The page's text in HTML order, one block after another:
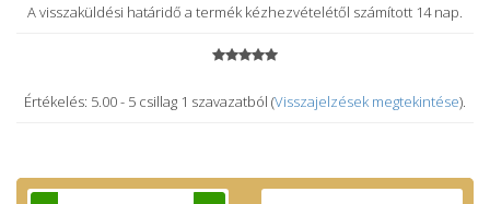
A visszaküldési határidő a termék kézhezvételétől számított 14 nap.
Értékelés: 5.00- 5 csillag 1 szavazatból (Visszajelzések megtekintése).